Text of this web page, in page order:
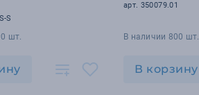
S
шт.
арт. 350079.01
В наличии 800 шт.
В корзину